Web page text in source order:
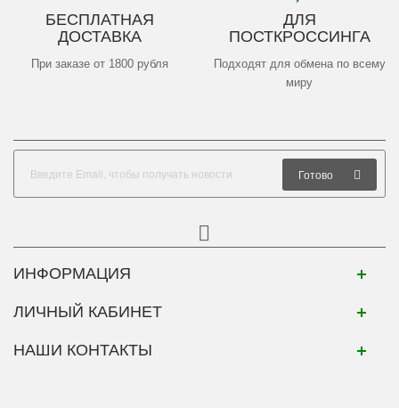
БЕСПЛАТНАЯ
ДОСТАВКА
При заказе от 1800 рубля
ДЛЯ
ПОСТКРОССИНГА
Подходят для обмена по всему
миру
Готово
ИНФОРМАЦИЯ
ЛИЧНЫЙ КАБИНЕТ
НАШИ КОНТАКТЫ